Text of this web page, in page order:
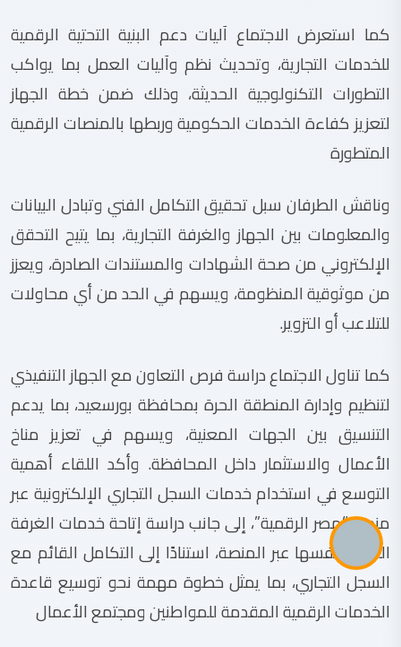
كما استعرض الاجتماع آليات دعم البنية التحتية الرقمية
للخدمات التجارية، وتحديث نظم وآليات العمل بما يواكب
التطورات التكنولوجية الحديثة، وذلك ضمن خطة الجهاز
لتعزيز كفاءة الخدمات الحكومية وربطها بالمنصات الرقمية
المتطورة
وناقش الطرفان سبل تحقيق التكامل الفني وتبادل البيانات
والمعلومات بين الجهاز والغرفة التجارية، بما يتيح التحقق
الإلكتروني من صحة الشهادات والمستندات الصادرة، ويعزز
من موثوقية المنظومة، ويسهم في الحد من أي محاولات
للتلاعب أو التزوير.
كما تناول الاجتماع دراسة فرص التعاون مع الجهاز التنفيذي
لتنظيم وإدارة المنطقة الحرة بمحافظة بورسعيد، بما يدعم
التنسيق بين الجهات المعنية، ويسهم في تعزيز مناخ
الأعمال والاستثمار داخل المحافظة. وأكد اللقاء أهمية
التوسع في استخدام خدمات السجل التجاري الإلكترونية عبر
منصة “مصر الرقمية”، إلى جانب دراسة إتاحة خدمات الغرفة
التجارية نفسها عبر المنصة، استنادًا إلى التكامل القائم مع
السجل التجاري، بما يمثل خطوة مهمة نحو توسيع قاعدة
الخدمات الرقمية المقدمة للمواطنين ومجتمع الأعمال